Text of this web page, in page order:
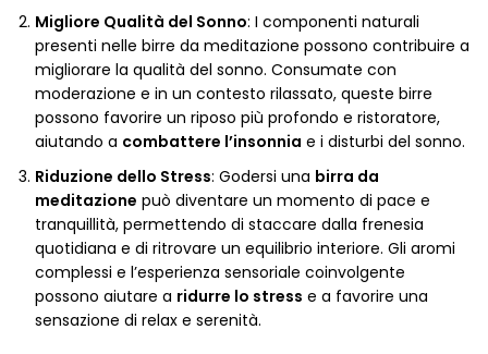
Migliore Qualità del Sonno: I componenti naturali
presenti nelle birre da meditazione possono contribuire a
migliorare la qualità del sonno. Consumate con
moderazione e in un contesto rilassato, queste birre
possono favorire un riposo più profondo e ristoratore,
aiutando a combattere l’insonnia e i disturbi del sonno.
Riduzione dello Stress: Godersi una birra da
meditazione può diventare un momento di pace e
tranquillità, permettendo di staccare dalla frenesia
quotidiana e di ritrovare un equilibrio interiore. Gli aromi
complessi e l’esperienza sensoriale coinvolgente
possono aiutare a ridurre lo stress e a favorire una
sensazione di relax e serenità.